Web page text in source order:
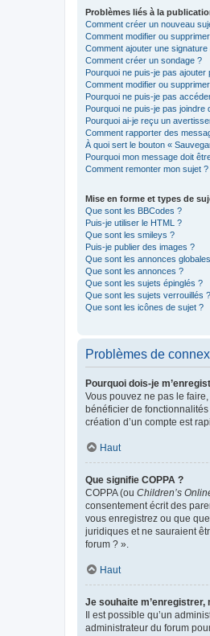
Problèmes liés à la
Comment créer un nouveau
Comment modifier ou
Comment ajouter une
Comment créer un sondage ?
Pourquoi ne puis-je pas ajouter
Comment modifier ou
Pourquoi ne puis-je pas
Pourquoi ne puis-je pas
Pourquoi ai-je reçu un
Comment rapporter des
À quoi sert le bouton «
Pourquoi mon message doit
Comment remonter mon sujet ?
Mise en forme et types de
Que sont les BBCodes ?
Puis-je utiliser le HTML ?
Que sont les smileys ?
Puis-je publier des images ?
Que sont les annonces
Que sont les annonces ?
Que sont les sujets épinglés ?
Que sont les sujets verrouillés ?
Que sont les icônes de sujet ?
Problèmes de
Pourquoi dois-je
Vous pouvez ne pas le
bénéficier de
création d’un compte est
Haut
Que signifie COPPA ?
COPPA (ou Children’s
consentement écrit des
vous enregistrez ou que
juridiques et ne sauraient
forum ? ».
Haut
Je souhaite m’enregistrer,
Il est possible qu’un
administrateur du forum